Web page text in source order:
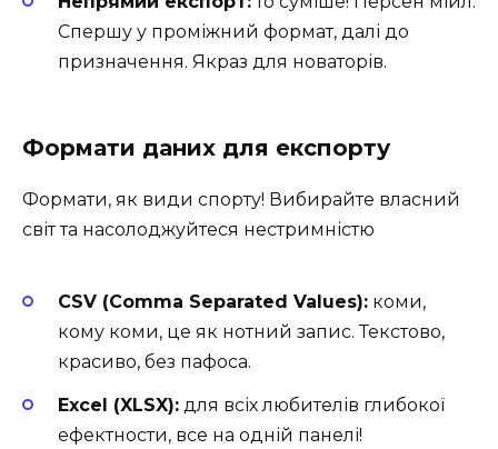
Спершу у проміжний формат, далі до
призначення. Якраз для новаторів.
Формати даних для експорту
Формати, як види спорту! Вибирайте власний
світ та насолоджуйтеся нестримністю
CSV (Comma Separated Values): коми,
кому коми, це як нотний запис. Текстово,
красиво, без пафоса.
Excel (XLSX): для всіх любителів глибокої
ефектности, все на одній панелі!